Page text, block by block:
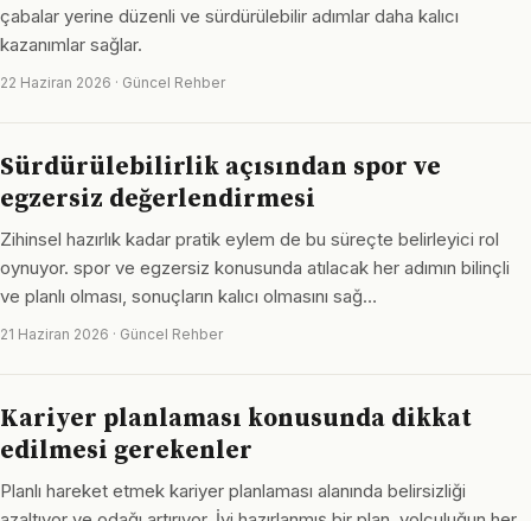
çabalar yerine düzenli ve sürdürülebilir adımlar daha kalıcı
kazanımlar sağlar.
22 Haziran 2026 · Güncel Rehber
Sürdürülebilirlik açısından spor ve
egzersiz değerlendirmesi
Zihinsel hazırlık kadar pratik eylem de bu süreçte belirleyici rol
oynuyor. spor ve egzersiz konusunda atılacak her adımın bilinçli
ve planlı olması, sonuçların kalıcı olmasını sağ…
21 Haziran 2026 · Güncel Rehber
Kariyer planlaması konusunda dikkat
edilmesi gerekenler
Planlı hareket etmek kariyer planlaması alanında belirsizliği